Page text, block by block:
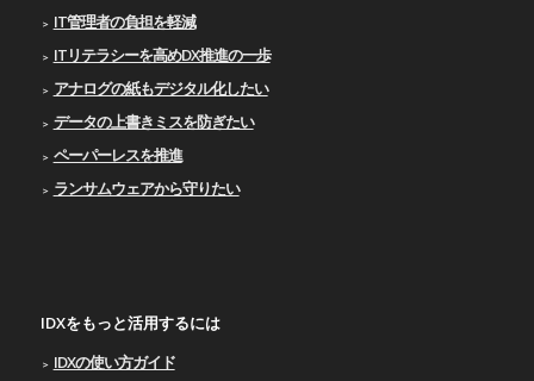
IT管理者の負担を軽減
ITリテラシーを高めDX推進の一歩
アナログの紙もデジタル化したい
データの上書きミスを防ぎたい
ペーパーレスを推進
ランサムウェアから守りたい
IDXをもっと活用するには
IDXの使い⽅ガイド